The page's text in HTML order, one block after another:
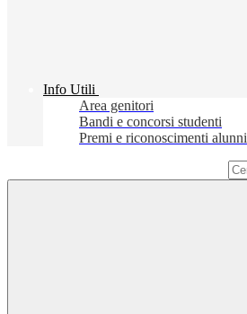
Info Utili
Area genitori
Bandi e concorsi studenti
Premi e riconoscimenti alunni